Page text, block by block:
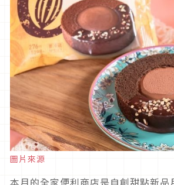
圖片來源